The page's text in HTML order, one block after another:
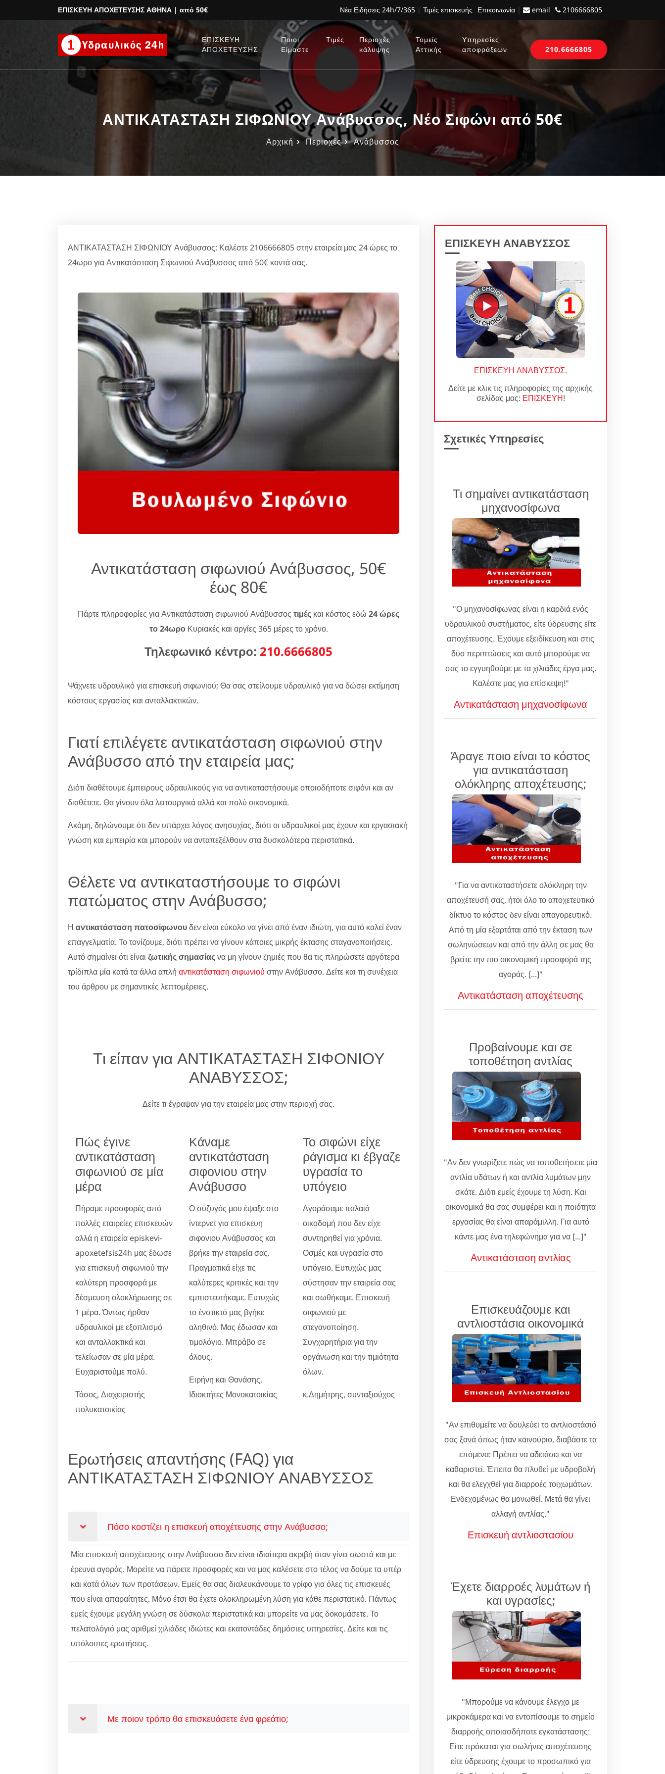
ΕΠΙΣΚΕΥΗ ΑΠΟΧΕΤΕΥΣΗΣ ΑΘΗΝΑ | από 50€ Νέα Ειδήσεις 24h/7/365 | Τιμές επισκευής Επικοινωνία | email 2106666805
ΕΠΙΣΚΕΥΗ
ΑΠΟΧΕΤΕΥΣΗΣ
Ποιοι
Είμαστε
Τιμές
Περιοχές
κάλυψης
Τομείς
Αττικής
Υπηρεσίες
αποφράξεων
210.6666805
ΑΝΤΙΚΑΤΑΣΤΑΣΗ ΣΙΦΩΝΙΟΥ Ανάβυσσος, Νέο Σιφώνι από 50€
Αρχική Περιοχές Ανάβυσσος
ΑΝΤΙΚΑΤΑΣΤΑΣΗ ΣΙΦΩΝΙΟΥ Ανάβυσσος: Καλέστε 2106666805 στην εταιρεία μας 24 ώρες το
24ωρο για Αντικατάσταση Σιφωνιού Ανάβυσσος από 50€ κοντά σας.
Αντικατάσταση σιφωνιού Ανάβυσσος, 50€
έως 80€
Πάρτε πληροφορίες για Αντικατάσταση σιφωνιού Ανάβυσσος τιμές και κόστος εδώ 24 ώρες
το 24ωροΚυριακές και αργίες 365 μέρες το χρόνο.
Τηλεφωνικό κέντρο: 210.6666805
Ψάχνετε υδραυλικό για επισκευή σιφωνιού; Θα σας στείλουμε υδραυλικό για να δώσει εκτίμηση
κόστους εργασίας και ανταλλακτικών.
Γιατί επιλέγετε αντικατάσταση σιφωνιού στην
Ανάβυσσο από την εταιρεία μας;
Διότι διαθέτουμε έμπειρους υδραυλικούς για να αντικαταστήσουμε οποιοδήποτε σιφόνι και αν
διαθέτετε. Θα γίνουν όλα λειτουργικά αλλά και πολύ οικονομικά.
Ακόμη, δηλώνουμε ότι δεν υπάρχει λόγος ανησυχίας, διότι οι υδραυλικοί μας έχουν και εργασιακή
γνώση και εμπειρία και μπορούν να ανταπεξέλθουν στα δυσκολότερα περιστατικά.
Θέλετε να αντικαταστήσουμε το σιφώνι
πατώματος στην Ανάβυσσο;
Η αντικατάσταση πατοσίφωνουδεν είναι εύκολο να γίνει από έναν ιδιώτη, για αυτό καλεί έναν
επαγγελματία. Το τονίζουμε, διότι πρέπει να γίνουν κάποιες μικρής έκτασης σταγανοποιήσεις.
Αυτό σημαίνει ότι είναι ζωτικής σημασίαςνα μη γίνουν ζημιές που θα τις πληρώσετε αργότερα
τρίδιπλα μία κατά τα άλλα απλή αντικατάσταση σιφωνιού στην Ανάβυσσο. Δείτε και τη συνέχεια
του άρθρου με σημαντικές λεπτομέρειες.
Τι είπαν για ΑΝΤΙΚΑΤΑΣΤΑΣΗ ΣΙΦΟΝΙΟΥ
ΑΝΑΒΥΣΣΟΣ;
Δείτε τι έγραψαν για την εταιρεία μας στην περιοχή σας.
Πώς έγινε
αντικατάσταση
σιφωνιού σε μία
μέρα
Πήραμε προσφορές από
πολλές εταιρείες επισκευών
αλλά η εταιρεία episkevi-
apoxetefsis24h μας έδωσε
για επισκευή σιφωνιού την
καλύτερη προσφορά με
δέσμευση ολοκλήρωσης σε
1 μέρα. Όντως ήρθαν
υδραυλικοί με εξοπλισμό
και ανταλλακτικά και
τελείωσαν σε μία μέρα.
Ευχαριστούμε πολύ.
Τάσος, Διαχειριστής
πολυκατοικίας
Κάναμε
αντικατάσταση
σιφονιου στην
Ανάβυσσο
Ο σύζυγός μου έψαξε στο
ίντερνετ για επισκευη
σιφονιου Ανάβυσσος και
βρήκε την εταιρεία σας.
Πραγματικά είχε τις
καλύτερες κριτικές και την
εμπιστευτήκαμε. Ευτυχώς
το ένστικτό μας βγήκε
αληθινό. Μας έδωσαν και
τιμολόγιο. Μπράβο σε
όλους.
Ειρήνη και Θανάσης,
Ιδιοκτήτες Μονοκατοικίας
Το σιφώνι είχε
ράγισμα κι έβγαζε
υγρασία το
υπόγειο
Αγοράσαμε παλαιά
οικοδομή που δεν είχε
συντηρηθεί για χρόνια.
Οσμές και υγρασία στο
υπόγειο. Ευτυχώς μας
σύστησαν την εταιρεία σας
και σωθήκαμε. Επισκευή
σιφωνιού με
στεγανοποίηση.
Συγχαρητήρια για την
οργάνωση και την τιμιότητα
όλων.
κ.Δημήτρης, συνταξιούχος
Ερωτήσεις απαντήσης (FAQ) για
ΑΝΤΙΚΑΤΑΣΤΑΣΗ ΣΙΦΩΝΙΟΥ ΑΝΑΒΥΣΣΟΣ
Πόσο κοστίζει η επισκευή αποχέτευσης στην Ανάβυσσο;
Μία επισκευή αποχέτευσης στην Ανάβυσσο δεν είναι ιδιαίτερα ακριβή όταν γίνει σωστά και με
έρευνα αγοράς. Μορείτε να πάρετε προσφορές και να μας καλέσετε στο τέλος να δούμε τα υπέρ
και κατά όλων των προτάσεων. Εμείς θα σας διαλευκάνουμε το γρίφο για όλες τις επισκευές
που είναι απαραίτητες. Μόνο έτσι θα έχετε ολοκληρωμένη λύση για κάθε περιστατικό. Πάντως
εμείς έχουμε μεγάλη γνώση σε δύσκολα περιστατικά και μπορείτε να μας δοκομάσετε. Το
πελατολόγιό μας αριθμεί χιλιάδες ιδιώτες και εκατοντάδες δημόσιες υπηρεσίες. Δείτε και τις
υπόλοιπες ερωτήσεις.
Με ποιον τρόπο θα επισκευάσετε ένα φρεάτιο;
ΕΠΙΣΚΕΥΗ ΑΝΑΒΥΣΣΟΣ
ΕΠΙΣΚΕΥΗ ΑΝΑΒΥΣΣΟΣ.
Δείτε με κλικ τις πληροφορίες της αρχικής
σελίδας μας: ΕΠΙΣΚΕΥΗ!
Σχετικές Υπηρεσίες
Τι σημαίνει αντικατάσταση
μηχανοσίφωνα
"Ο μηχανοσίφωνας είναι η καρδιά ενός
υδραυλικού συστήματος, είτε ύδρευσης είτε
αποχέτευσης. Έχουμε εξειδίκευση και στις
δύο περιπτώσεις και αυτό μπορούμε να
σας το εγγυηθούμε με τα χιλιάδες έργα μας.
Καλέστε μας για επίσκεψη!"
Αντικατάσταση μηχανοσίφωνα
Άραγε ποιο είναι το κόστος
για αντικατάσταση
ολόκληρης αποχέτευσης;
"Για να αντικαταστήσετε ολόκληρη την
αποχέτευσή σας, ήτοι όλο το αποχετευτικό
δίκτυο το κόστος δεν είναι απαγορευτικό.
Από τη μία εξαρτάται από την έκταση των
σωληνώσεων και από την άλλη σε μας θα
βρείτε την πιο οικονομική προσφορά της
αγοράς. [...]"
Αντικατάσταση αποχέτευσης
Προβαίνουμε και σε
τοποθέτηση αντλίας
"Αν δεν γνωρίζετε πώς να τοποθετήσετε μία
αντλία υδάτων ή και αντλία λυμάτων μην
σκάτε. Διότι εμείς έχουμε τη λύση. Και
οικονομικά θα σας συμφέρει και η ποιότητα
εργασίας θα είναι απαράμιλλη. Για αυτό
κάντε μας ένα τηλεφώνημα για να [...]"
Αντικατάσταση αντλίας
Επισκευάζουμε και
αντλιοστάσια οικονομικά
"Αν επιθυμείτε να δουλεύει το αντλιοστάσιό
σας ξανά όπως ήταν καινούριο, διαβάστε τα
επόμενα: Πρέπει να αδειάσει και να
καθαριστεί. Έπειτα θα πλυθεί με υδροβολή
και θα ελεγχθεί για διαρροές τοιχωμάτων.
Ενδεχομένως θα μονωθεί. Μετά θα γίνει
αλλαγή αντλίας."
Επισκευή αντλιοστασίου
Έχετε διαρροές λυμάτων ή
και υγρασίες;
"Μπορούμε να κάνουμε έλεγχο με
μικροκάμερα και να εντοπίσουμε το σημείο
διαρροής οποιασδήποτε εγκατάστασης:
Είτε πρόκειται για σωλήνες αποχέτευσης
είτε ύδρευσης έχουμε το προσωπικό για